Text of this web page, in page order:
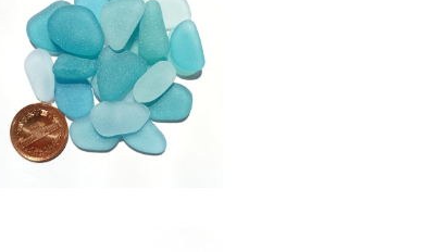
SS-511(2～2.5cm/クラフト
用)水色系シーグラス素材
¥600
SOLD OUT